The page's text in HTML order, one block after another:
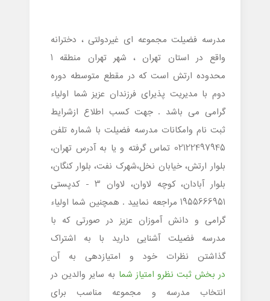
مدرسه فضیلت مجموعه ای غیردولتی ، دخترانه
واقع در استان تهران ، شهر تهران منطقه 1
محدوده ارتش است که در مقطع متوسطه دوره
دوم با مدیریت پذیرای فرزندان عزیز شما اولیاء
گرامی می باشد . جهت کسب اطلاع ازشرایط
ثبت نام وامکانات مدرسه فضیلت با شماره تلفن
02122497945 تماس گرفته و یا به آدرس تهران،
بلوار ارتش، خیابان نخل،شهرک نفت، بلوار کنگان،
بلوار آبادان، کوچه لاوان، لاوان 3 - کدپستی
1955666951 مراجعه نمایید . همچنین شما اولیاء
گرامی و دانش آموزان عزیز در صورتی که با
مدرسه فضیلت آشنایی دارید با به اشتراک
گذاشتن نظرات خود و امتیازدهی به آن
در بخش ثبت نظرو امتیاز شما به سایر والدین در
انتخاب مدرسه و مجموعه مناسب برای